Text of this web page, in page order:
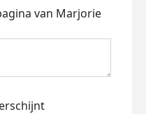
van Marjorie